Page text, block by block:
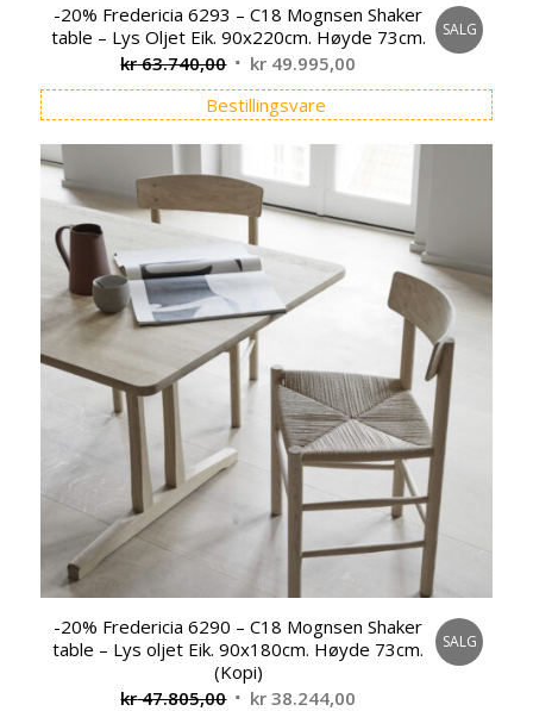
-20% Fredericia 6293 – C18 Mognsen Shaker
table – Lys Oljet Eik. 90x220cm. Høyde 73cm.
kr63.740,00 Opprinnelig
pris
var:
kr 63.740,00.
kr 49.995,00 Nåværende
pris
er:
kr 49.995,00.
SALG
Bestillingsvare
-20% Fredericia 6290 – C18 Mognsen Shaker
table – Lys oljet Eik. 90x180cm. Høyde 73cm.
(Kopi)
kr47.805,00 Opprinnelig
kr 38.244,00
SALG